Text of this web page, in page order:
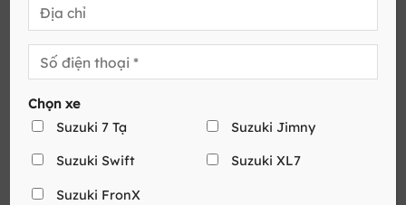
Chọn xe
Suzuki 7 Tạ
Suzuki Jimny
Suzuki Swift Suzuki XL7
Suzuki FronX